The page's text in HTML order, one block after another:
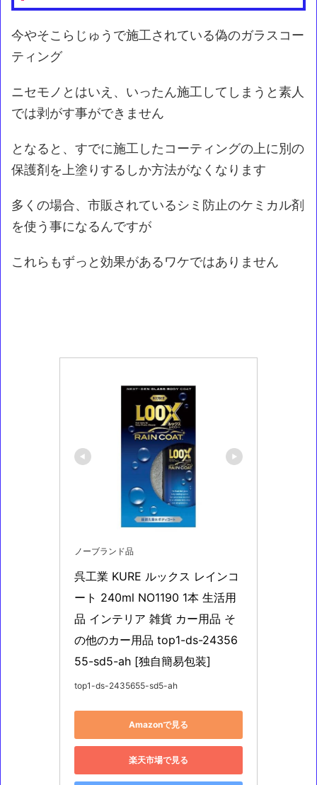
今やそこらじゅうで施工されている偽のガラスコー
ティング
ニセモノとはいえ、いったん施工してしまうと素人
では剥がす事ができません
となると、すでに施工したコーティングの上に別の
保護剤を上塗りするしか方法がなくなります
多くの場合、市販されているシミ防止のケミカル剤
を使う事になるんですが
これらもずっと効果があるワケではありません
ノーブランド品
呉工業 KURE ルックス レインコ
ート 240ml NO1190 1本 生活用
品 インテリア 雑貨 カー用品 そ
の他のカー用品 top1-ds-24356
55-sd5-ah [独自簡易包装]
top1-ds-2435655-sd5-ah
Amazonで見る
楽天市場で見る